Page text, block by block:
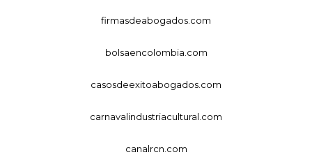
firmasdeabogados.com
bolsaencolombia.com
casosdeexitoabogados.com
carnavalindustriacultural.com
canalrcn.com